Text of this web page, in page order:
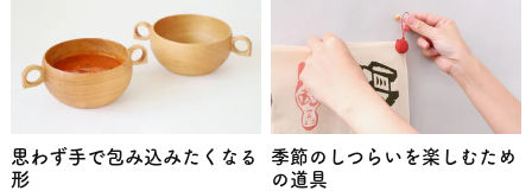
思わず手で包み込みたくなる
形
季節のしつらいを楽しむため
の道具